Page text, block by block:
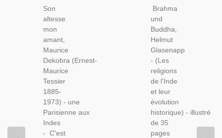
Maurice
Dekobra,
1958 -
Une
Parisienne
Au Pays
Des
Maharajahs,
Empire
Des
Indes,
Son
altesse
mon
amant,
Maurice
Dekobra (Ernest-
Maurice
Tessier
1885-
1973) - une
Parisienne aux
Indes
- C'est
Glasenapp,
1926 -
Religions
De
L'Inde,
Indes,
Art
Hindou,
Bouddhisme,
Hindouisme,
Brahmanisme,
Asie,
Brahma
und
Buddha,
Helmut
Glasenapp
- (Les
religions
de l'Inde
et leur
évolution
historique) - illustré
de 35
pages